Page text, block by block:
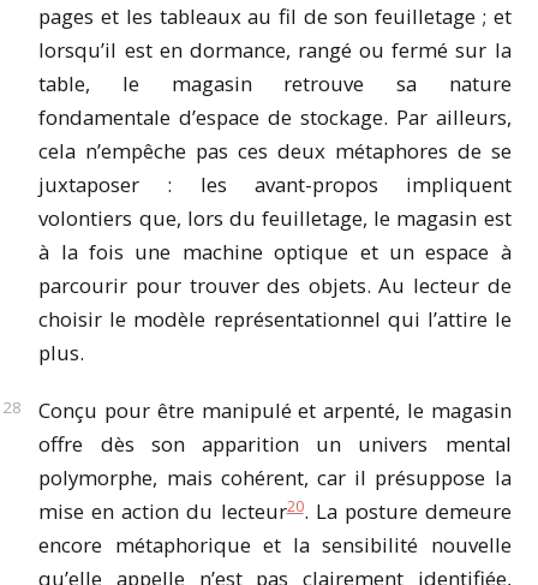
pages et les tableaux au fil de son feuilletage ; et
lorsqu’il est en dormance, rangé ou fermé sur la
table, le magasin retrouve sa nature
fondamentale d’espace de stockage. Par ailleurs,
cela n’empêche pas ces deux métaphores de se
juxtaposer : les avant-propos impliquent
volontiers que, lors du feuilletage, le magasin est
à la fois une machine optique et un espace à
parcourir pour trouver des objets. Au lecteur de
choisir le modèle représentationnel qui l’attire le
plus.
Conçu pour être manipulé et arpenté, le magasin
offre dès son apparition un univers mental
polymorphe, mais cohérent, car il présuppose la
mise en action du lecteur20. La posture demeure
encore métaphorique et la sensibilité nouvelle
qu’elle appelle n’est pas clairement identifiée,